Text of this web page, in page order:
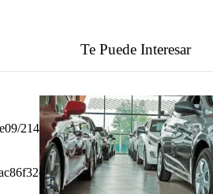
Te Puede Interesar